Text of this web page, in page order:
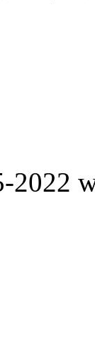
2022